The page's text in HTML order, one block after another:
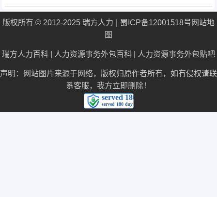
版权所有 © 2012-2025 瑞方人力 蜀ICP备12001518号 网站地
图
瑞方人力百科 人力资源事务外包百科 人力资源事务外包贴吧
声明：网站图片来源于网络，版权归原作者所有，如有侵权请联
系客服，我方立即删除！